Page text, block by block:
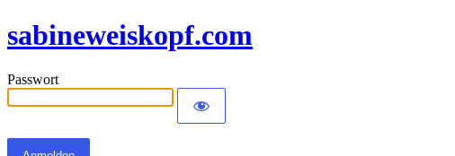
sabineweiskopf.com
Passwort